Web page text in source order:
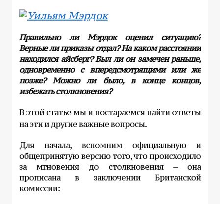
Правильно ли Мэрдок оценил ситуацию?
Верные ли приказы отдал? На каком расстоянии
находился айсберг? Был ли он замечен раньше,
одновременно с впередсмотрящими или же
позже? Можно ли было, в конце концов,
избежать столкновения?
В этой статье мы и постараемся найти ответы
на эти и другие важные вопросы.
Для начала, вспомним официальную и
общепринятую версию того, что происходило
за мгновения до столкновения – она
прописана в заключении Британской
комиссии: